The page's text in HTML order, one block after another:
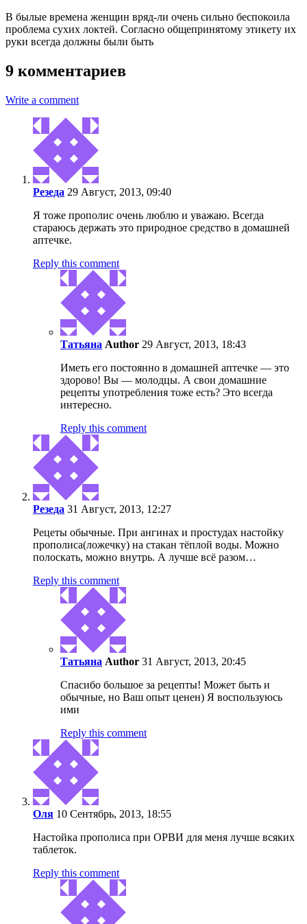
В былые времена женщин вряд-ли очень сильно беспокоила
проблема сухих локтей. Согласно общепринятому этикету их
руки всегда должны были быть
9 комментариев
Write a comment
Резеда 29 Август, 2013, 09:40
Я тоже прополис очень люблю и уважаю. Всегда
стараюсь держать это природное средство в домашней
аптечке.
Reply this comment
Татьяна Author 29 Август, 2013, 18:43
Иметь его постоянно в домашней аптечке — это
здорово! Вы — молодцы. А свои домашние
рецепты употребления тоже есть? Это всегда
интересно.
Reply this comment
Резеда 31 Август, 2013, 12:27
Рецеты обычные. При ангинах и простудах настойку
прополиса(ложечку) на стакан тёплой воды. Можно
полоскать, можно внутрь. А лучше всё разом…
Reply this comment
Татьяна Author 31 Август, 2013, 20:45
Спасибо большое за рецепты! Может быть и
обычные, но Ваш опыт ценен) Я воспользуюсь
ими
Reply this comment
Оля 10 Сентябрь, 2013, 18:55
Настойка прополиса при ОРВИ для меня лучше всяких
таблеток.
Reply this comment